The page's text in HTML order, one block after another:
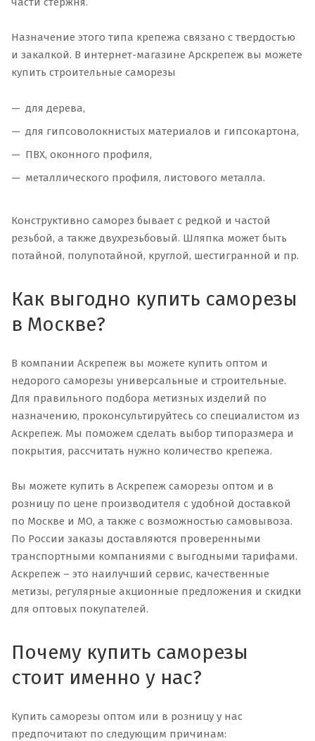
Назначение этого типа крепежа связано с твердостью
и закалкой. В интернет-магазине Арскрепеж вы можете
купить строительные саморезы
для дерева,
для гипсоволокнистых материалов и гипсокартона,
ПВХ, оконного профиля,
металлического профиля, листового металла.
Конструктивно саморез бывает с редкой и частой
резьбой, а также двухрезьбовый. Шляпка может быть
потайной, полупотайной, круглой, шестигранной и пр.
Как выгодно купить саморезы
в Москве?
В компании Аскрепеж вы можете купить оптом и
недорого саморезы универсальные и строительные.
Для правильного подбора метизных изделий по
назначению, проконсультируйтесь со специалистом из
Аскрепеж. Мы поможем сделать выбор типоразмера и
покрытия, рассчитать нужно количество крепежа.
Вы можете купить в Аскрепеж саморезы оптом и в
розницу по цене производителя с удобной доставкой
по Москве и МО, а также с возможностью самовывоза.
По России заказы доставляются проверенными
транспортными компаниями с выгодными тарифами.
Аскрепеж – это наилучший сервис, качественные
метизы, регулярные акционные предложения и скидки
для оптовых покупателей.
Почему купить саморезы
стоит именно у нас?
Купить саморезы оптом или в розницу у нас
предпочитают по следующим причинам: